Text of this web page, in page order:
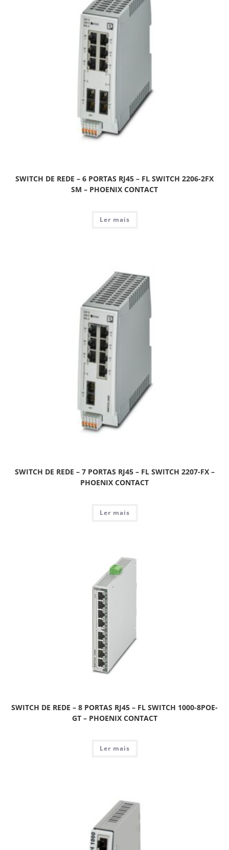
SWITCH DE REDE – 6 PORTAS RJ45 – FL SWITCH 2206-2FX
SM – PHOENIX CONTACT
Ler mais
SWITCH DE REDE – 7 PORTAS RJ45 – FL SWITCH 2207-FX –
PHOENIX CONTACT
Ler mais
SWITCH DE REDE – 8 PORTAS RJ45 – FL SWITCH 1000-8POE-
GT – PHOENIX CONTACT
Ler mais